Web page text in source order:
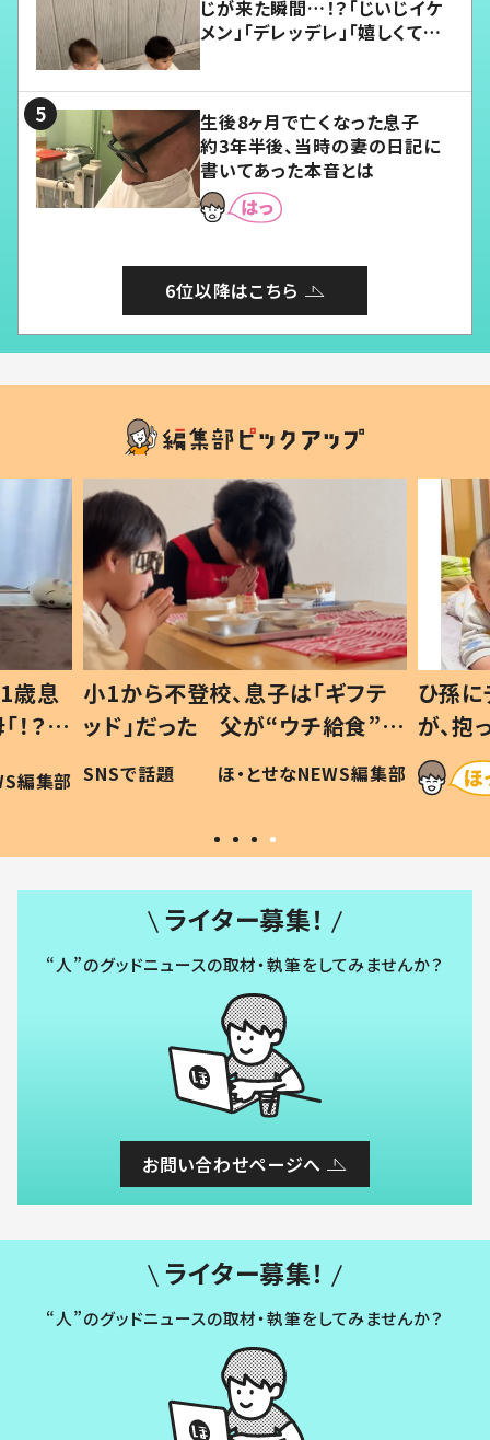
じが来た瞬間…！？「じいじイケ
メン」「デレッデレ」「嬉しくて可
生後8ヶ月で亡くなった息子
約3年半後、当時の妻の日記に
書いてあった本音とは
6位以降はこちら
フテ
食”を
編集部
ひ孫にデレデレな80歳じいじ
が、抱っこすると…ひ孫の反応に
「涙が出ました」「可愛くて仕方な
い」
ほ・とせなNEWS編集部
ライター募集！
“人”のグッドニュースの取材・執筆をしてみませんか？
お問い合わせページへ
ライター募集！
“人”のグッドニュースの取材・執筆をしてみませんか？